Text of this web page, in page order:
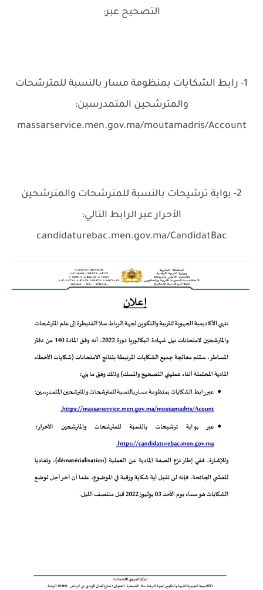
التصحيح عبر:
1- رابط الشكايات بمنظومة مسار بالنسبة للمترشحات
والمترشحين المتمدرسين:
massarservice.men.gov.ma/moutamadris/Account
2- بوابة ترشيحات بالنسبة للمترشحات والمترشحين
الأحرار عبر الرابط التالي:
candidaturebac.men.gov.ma/CandidatBac